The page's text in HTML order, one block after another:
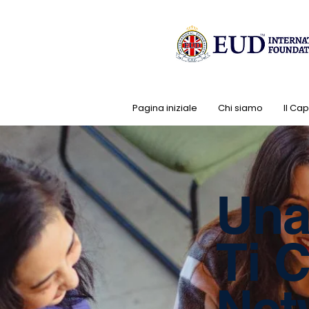
Pagina iniziale Chi siamo Il
Ti